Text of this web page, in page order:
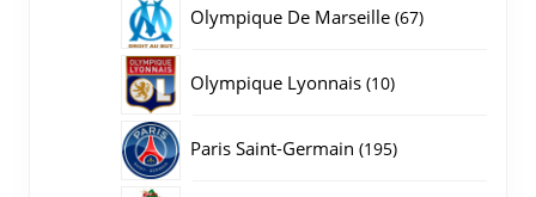
Olympique De Marseille 6767
Olympique Lyonnais 1010
Paris Saint-Germain 195195